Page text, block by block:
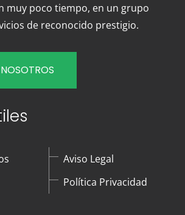
muy poco tiempo, en un grupo
de reconocido prestigio.
Aviso Legal
Política Privacidad